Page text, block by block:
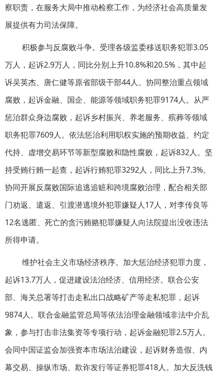
察职责，在服务大局中推动检察工作，为经济社会高质量发
展提供有力司法保障。
积极参与反腐败斗争。受理各级监委移送职务犯罪3.05
万人，起诉2.9万人，同比分别上升10.8%和20.5%，其中起
诉吴英杰、唐仁健等原省部级干部44人。协同整治重点领域
腐败，起诉金融、国企、能源等领域职务犯罪9174人。从严
惩治群众身边腐败，起诉乡村振兴、养老服务、殡葬等领域
职务犯罪7609人。依法惩治利用职权实施的预期收益、约定
代持、虚增交易环节等新型腐败和隐性腐败，起诉832人。坚
持受贿行贿一起查，起诉行贿犯罪3292人，同比上升7.3%。
协同开展反腐败国际追逃追赃和跨境腐败治理，配合相关部
门劝返、遣返、引渡潜逃境外犯罪嫌疑人17人，对李传良等
12名逃匿、死亡的贪污贿赂犯罪嫌疑人向法院提出没收违法
所得申请。
维护社会主义市场经济秩序。加大惩治经济犯罪力度，
起诉13.7万人，促进建设法治经济、信用经济。联合公安
部、海关总署等打击走私出口战略矿产等走私犯罪，起诉
9874人。联合金融监管总局等依法治理金融领域非法中介乱
象，参与打击非法集资等专项行动，起诉金融犯罪2.5万人。
会同中国证监会加强资本市场法治建设，起诉财务造假、内
幕交易、操纵市场、欺诈发行等证券犯罪418人。加大反洗钱